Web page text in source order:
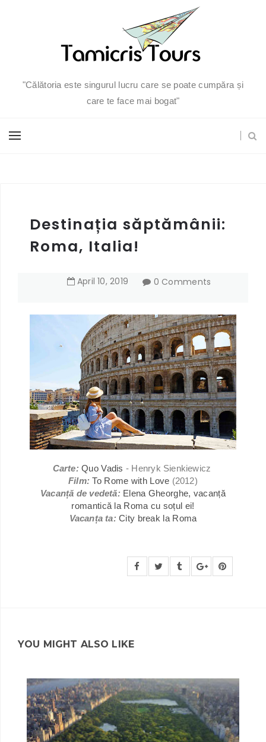
"Călătoria este singurul lucru care se poate cumpăra și
care te face mai bogat"
Destinația săptămânii:
Roma, Italia!
April 10,2019 0 Comments
Carte: Quo Vadis- Henryk Sienkiewicz
Film:To Rome with Love (2012)
Vacanță de vedetă: Elena Gheorghe, vacanță
romantică la Roma cu soțul ei!
Vacanța ta: City break la Roma
YOU MIGHT ALSO LIKE